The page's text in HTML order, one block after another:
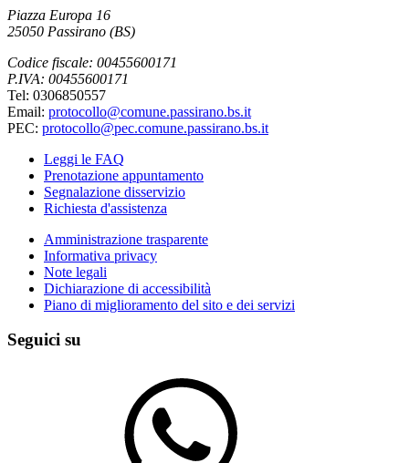
Piazza Europa 16
25050 Passirano (BS)
Codice fiscale: 00455600171
P.IVA: 00455600171
Tel: 0306850557
Email: protocollo@comune.passirano.bs.it
PEC: protocollo@pec.comune.passirano.bs.it
Leggi le FAQ
Prenotazione appuntamento
Segnalazione disservizio
Richiesta d'assistenza
Amministrazione trasparente
Informativa privacy
Note legali
Dichiarazione di accessibilità
Piano di miglioramento del sito e dei servizi
Seguici su